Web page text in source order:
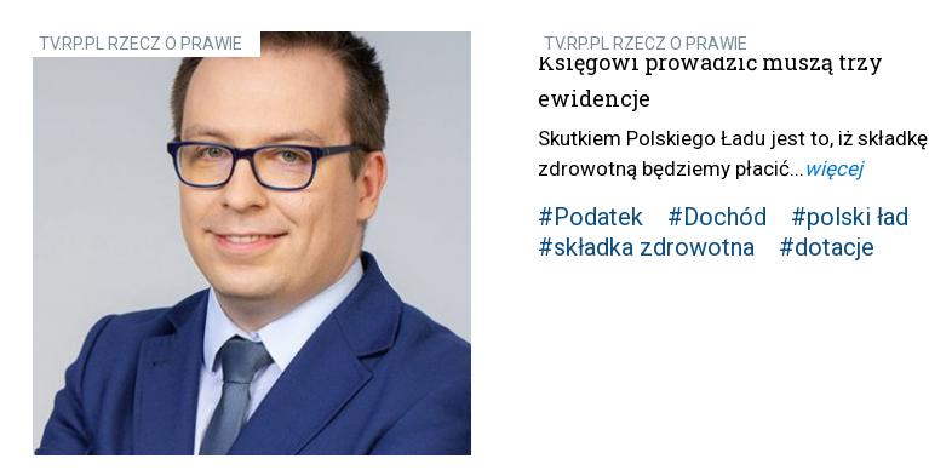
TV.RP.PL RZECZ O PRAWIE TV.RP.PL RZECZ O PRAWIE
Księgowi prowadzić muszą trzy
ewidencje
Skutkiem Polskiego Ładu jest to, iż składkę
zdrowotną będziemy płacić...więcej
#Podatek #Dochód
#polski ład
#składka zdrowotna
#dotacje